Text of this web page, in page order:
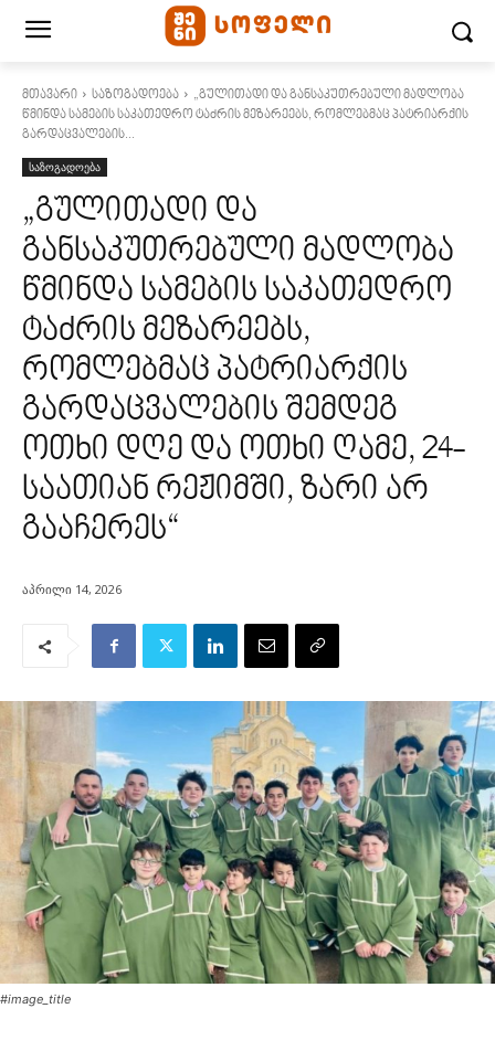
მთავარი საზოგადოება
„გულითადი და განსაკუთრებული მადლობა
წმინდა სამების საკათედრო ტაძრის მეზარეებს, რომლებმაც პატრიარქის
გარდაცვალების...
საზოგადოება
„გულითადი და
განსაკუთრებული მადლობა
წმინდა სამების საკათედრო
ტაძრის მეზარეებს,
რომლებმაც პატრიარქის
გარდაცვალების შემდეგ
ოთხი დღე და ოთხი ღამე, 24-
საათიან რეჟიმში, ზარი არ
გააჩერეს“
აპრილი 14, 2026
#image_title